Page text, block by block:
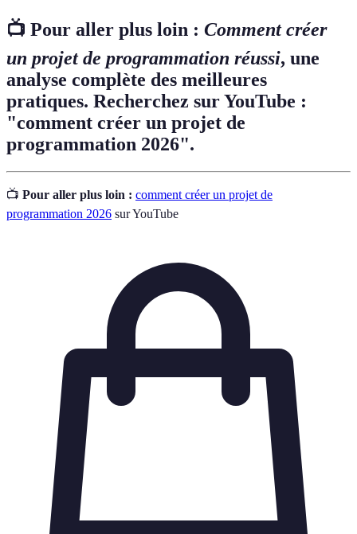
📺 Pour aller plus loin : Comment créer
un projet de programmation réussi, une
analyse complète des meilleures
pratiques. Recherchez sur YouTube :
"comment créer un projet de
programmation 2026".
📺 Pour aller plus loin : comment créer un projet de
programmation 2026 sur YouTube